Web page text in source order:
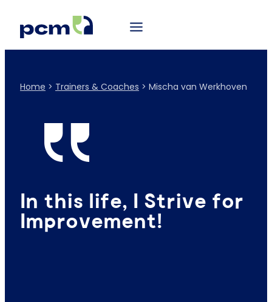
Home > Trainers & Coaches > Mischa van Werkhoven
In this life, I Strive for
Improvement!